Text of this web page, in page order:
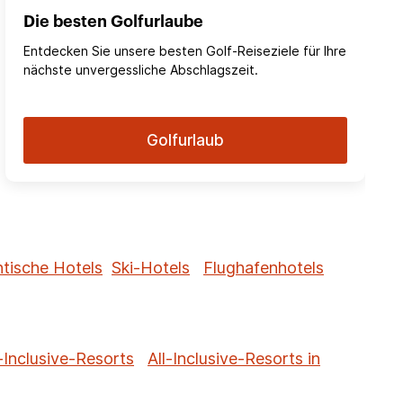
Die besten Golfurlaube
Entdecken Sie unsere besten Golf-Reiseziele für Ihre
nächste unvergessliche Abschlagszeit.
Golfurlaub
Hotels Ski-Hotels Flughafenhotels
Resorts All-Inclusive-Resorts in